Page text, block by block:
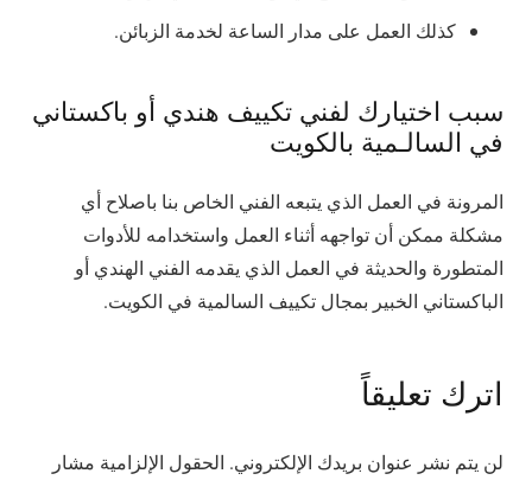
كذلك العمل على مدار الساعة لخدمة الزبائن.
سبب اختيارك لفني تكييف هندي أو باكستاني
في السالـمية بالكويت
المرونة في العمل الذي يتبعه الفني الخاص بنا باصلاح أي
مشكلة ممكن أن تواجهه أثناء العمل واستخدامه للأدوات
المتطورة والحديثة في العمل الذي يقدمه الفني الهندي أو
الباكستاني الخبير بمجال تكييف السالمية في الكويت.
اترك تعليقاً
لن يتم نشر عنوان بريدك الإلكتروني. الحقول الإلزامية مشار